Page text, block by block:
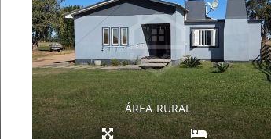
ÁREA RURAL